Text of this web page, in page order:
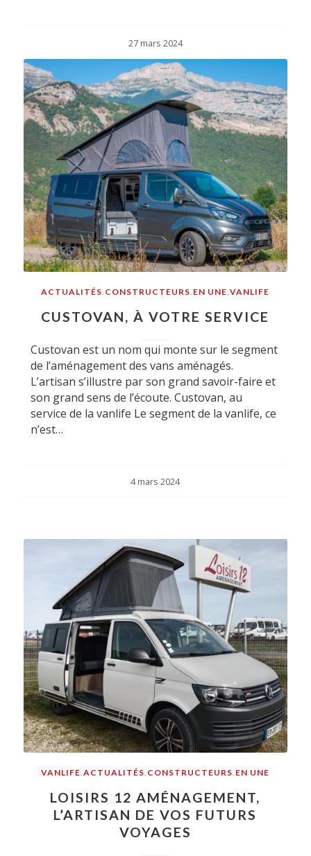
27 mars 2024
ACTUALITÉS, CONSTRUCTEURS, EN UNE,VANLIFE
CUSTOVAN, À VOTRE SERVICE
Custovan est un nom qui monte sur le segment
de l’aménagement des vans aménagés.
L’artisan s’illustre par son grand savoir-faire et
son grand sens de l’écoute. Custovan, au
service de la vanlife Le segment de la vanlife, ce
n’est…
4 mars 2024
VANLIFE ,ACTUALITÉS CONSTRUCTEURS EN UNE
LOISIRS 12 AMÉNAGEMENT,
L’ARTISAN DE VOS FUTURS
VOYAGES